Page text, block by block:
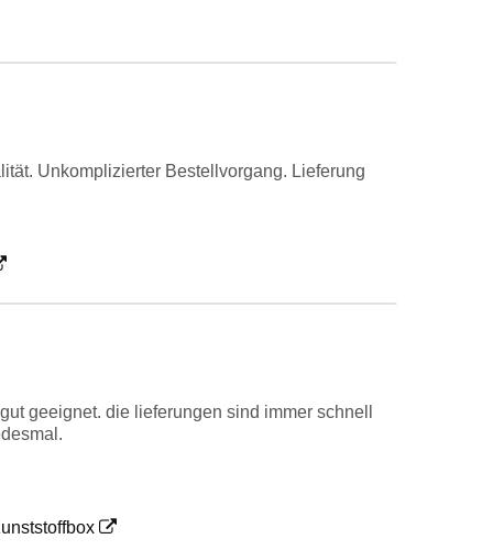
Unkomplizierter Bestellvorgang. Lieferung
geeignet. die lieferungen sind immer schnell